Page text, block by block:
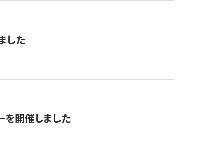
した
を開催しました